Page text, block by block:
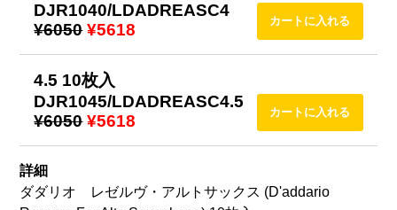
DJR1040/LDADREASC4
¥6050 ¥5618
4.5 10枚入
DJR1045/LDADREASC4.5
¥6050 ¥5618
詳細
ダダリオ レゼルヴ・アルトサックス (D'addario